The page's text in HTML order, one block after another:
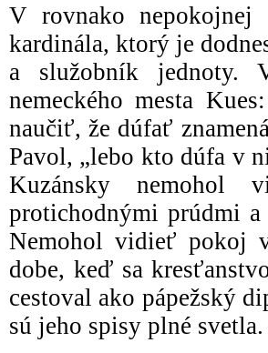
V rovnako
kardinála, ktorý je
a služobník jednoty.
nemeckého mesta
naučiť, že dúfať
Pavol, „lebo kto dúfa v
Kuzánsky nemohol
protichodnými prúdmi
Nemohol vidieť pokoj
dobe, keď sa
cestoval ako pápežský
sú jeho spisy plné svetla.